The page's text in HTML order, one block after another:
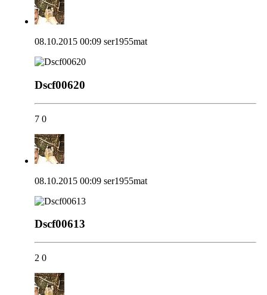
08.10.2015 00:09 ser1955mat
Dscf00620
7 0
08.10.2015 00:09 ser1955mat
Dscf00613
2 0